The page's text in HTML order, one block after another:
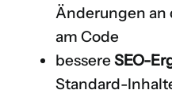
Änderungen an
am Code
bessere SEO-
Standard-